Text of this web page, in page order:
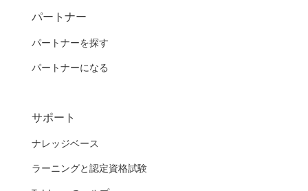
パートナー
パートナーを探す
パートナーになる
サポート
ナレッジベース
ラーニングと認定資格試験